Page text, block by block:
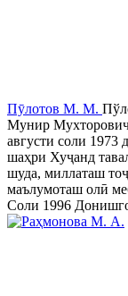
Пӯлотов М. М.
Мунир
августи соли 1973
шаҳри Хуҷанд
шуда, миллаташ
маълумоташ олӣ
Соли 1996